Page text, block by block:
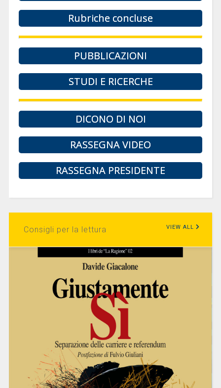
Rubriche concluse
PUBBLICAZIONI
STUDI E RICERCHE
DICONO DI NOI
RASSEGNA VIDEO
RASSEGNA PRESIDENTE
Consigli per la lettura VIEW ALL